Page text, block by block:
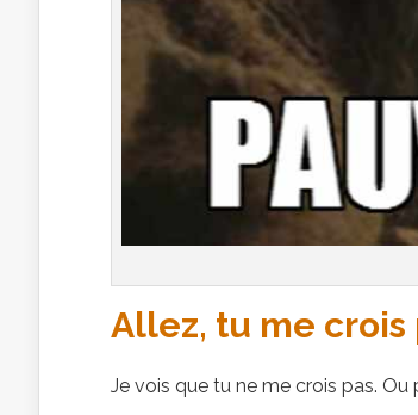
Allez, tu me crois
Je vois que tu ne me crois pas.